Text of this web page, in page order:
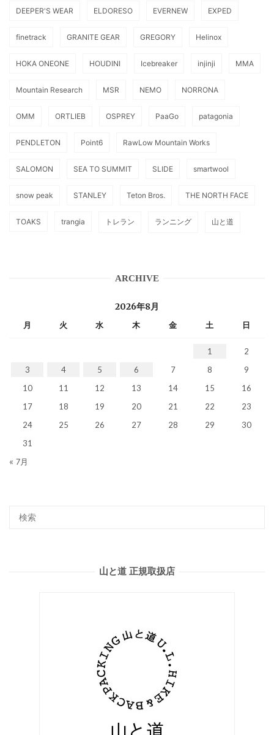
DEEPER'S WEAR ELDORESO EVERNEW EXPED
finetrack GRANITE GEAR GREGORY Helinox
HOKA ONEONE HOUDINI Icebreaker injinji MMA
Mountain Research MSR NEMO NORRONA
OMM ORTLIEB OSPREY PaaGo patagonia
PENDLETON Point6 RawLow Mountain Works
SALOMON SEA TO SUMMIT SLIDE smartwool
snow peak STANLEY Teton Bros. THE NORTH FACE
TOAKS trangia トレラン ランニング 山と道
ARCHIVE
2026年8月
月 火 水 木 金 土 日
1
2
3
4 5 6 7 8
9
10
11 12 13 14 15
16
17
18 19 20 21 22
23
24
25 26 27 28 29
30
31
« 7月
山と道 正規取扱店